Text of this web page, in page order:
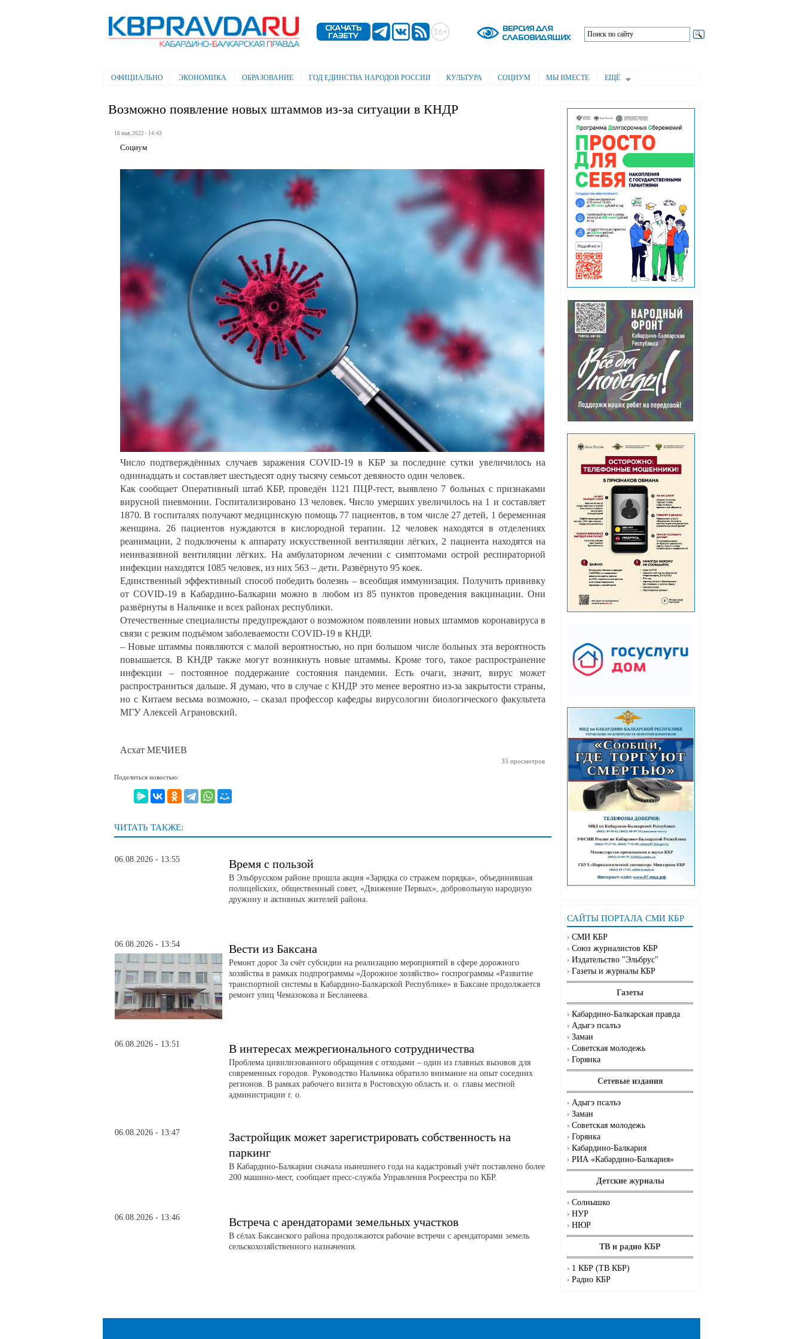
содержанию
Электронная газета "Кабардино-
Балкарская правда"
Главное меню
ОФИЦИАЛЬНО ЭКОНОМИКА ОБРАЗОВАНИЕ ГОД ЕДИНСТВА НАРОДОВ РОССИИ КУЛЬТУРА СОЦИУМ МЫ ВМЕСТЕ ЕЩЁ
САЙТЫ ПОРТАЛА СМИ КБР
СМИ КБР
Союз журналистов КБР
Издательство "Эльбрус"
Газеты и журналы КБР
Газеты
Кабардино-Балкарская правда
Адыгэ псалъэ
Заман
Советская молодежь
Горянка
Сетевые издания
Адыгэ псалъэ
Заман
Советская молодежь
Горянка
Кабардино-Балкария
РИА «Кабардино-Балкария»
Детские журналы
Солнышко
НУР
НЮР
ТВ и радио КБР
1 КБР (ТВ КБР)
Радио КБР
Возможно появление новых штаммов из-за ситуации в КНДР
16 мая, 2022 - 14:43
Социум
Число подтверждённых случаев заражения COVID-19 в КБР за последние сутки увеличилось на
одиннадцать и составляет шестьдесят одну тысячу семьсот девяносто один человек.
Как сообщает Оперативный штаб КБР, проведён 1121 ПЦР-тест, выявлено 7 больных с признаками
вирусной пневмонии. Госпитализировано 13 человек. Число умерших увеличилось на 1 и составляет
1870. В госпиталях получают медицинскую помощь 77 пациентов, в том числе 27 детей, 1 беременная
женщина. 26 пациентов нуждаются в кислородной терапии. 12 человек находятся в отделениях
реанимации, 2 подключены к аппарату искусственной вентиляции лёгких, 2 пациента находятся на
неинвазивной вентиляции лёгких. На амбулаторном лечении с симптомами острой респираторной
инфекции находятся 1085 человек, из них 563 – дети. Развёрнуто 95 коек.
Единственный эффективный способ победить болезнь – всеобщая иммунизация. Получить прививку
от COVID-19 в Кабардино-Балкарии можно в любом из 85 пунктов проведения вакцинации. Они
развёрнуты в Нальчике и всех районах республики.
Отечественные специалисты предупреждают о возможном появлении новых штаммов коронавируса в
связи с резким подъёмом заболеваемости COVID-19 в КНДР.
– Новые штаммы появляются с малой вероятностью, но при большом числе больных эта вероятность
повышается. В КНДР также могут возникнуть новые штаммы. Кроме того, такое распространение
инфекции – постоянное поддержание состояния пандемии. Есть очаги, значит, вирус может
распространиться дальше. Я думаю, что в случае с КНДР это менее вероятно из-за закрытости страны,
но с Китаем весьма возможно, – сказал профессор кафедры вирусологии биологического факультета
МГУ Алексей Аграновский.
Асхат МЕЧИЕВ
35 просмотров
Поделиться новостью:
ЧИТАТЬ ТАКЖЕ:
06.08.2026 - 13:55 Время с пользой
В Эльбрусском районе прошла акция «Зарядка со стражем порядка», объединившая
полицейских, общественный совет, «Движение Первых», добровольную народную
дружину и активных жителей района.
06.08.2026 - 13:54 Вести из Баксана
Ремонт дорог За счёт субсидии на реализацию мероприятий в сфере дорожного
хозяйства в рамках подпрограммы «Дорожное хозяйство» госпрограммы «Развитие
транспортной системы в Кабардино-Балкарской Республике» в Баксане продолжается
ремонт улиц Чемазокова и Бесланеева.
06.08.2026 - 13:51 В интересах межрегионального сотрудничества
Проблема цивилизованного обращения с отходами – один из главных вызовов для
современных городов. Руководство Нальчика обратило внимание на опыт соседних
регионов. В рамках рабочего визита в Ростовскую область и. о. главы местной
администрации г. о.
06.08.2026 - 13:47
Застройщик может зарегистрировать собственность на
паркинг
В Кабардино-Балкарии сначала нынешнего года на кадастровый учёт поставлено более
200 машино-мест, сообщает пресс-служба Управления Росреестра по КБР.
06.08.2026 - 13:46 Встреча с арендаторами земельных участков
В сёлах Баксанского района продолжаются рабочие встречи с арендаторами земель
сельскохозяйственного назначения.